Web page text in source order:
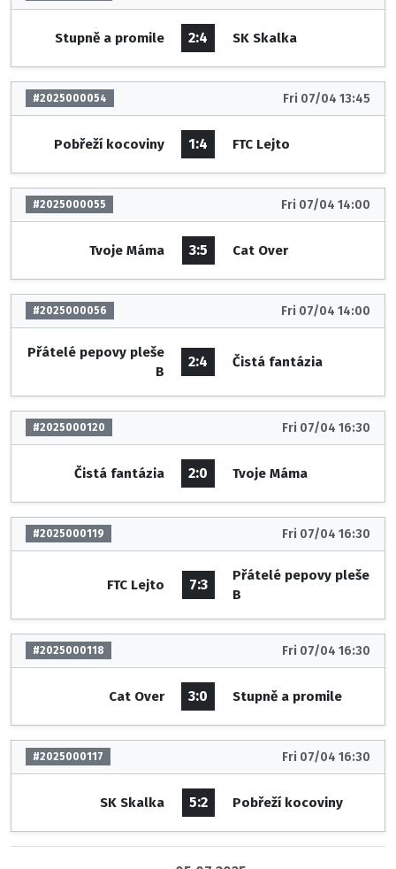
Stupně a promile 2:4 SK Skalka
#2025000054 Fri 07/04 13:45
Pobřeží kocoviny 1:4 FTC Lejto
#2025000055 Fri 07/04 14:00
Tvoje Máma 3:5 Cat Over
#2025000056 Fri 07/04 14:00
Přátelé pepovy pleše
B
2:4 Čistá fantázia
#2025000120 Fri 07/04 16:30
Čistá fantázia 2:0 Tvoje Máma
#2025000119 Fri 07/04 16:30
FTC Lejto 7:3
Přátelé pepovy pleše
B
#2025000118 Fri 07/04 16:30
Cat Over 3:0 Stupně a promile
#2025000117 Fri 07/04 16:30
SK Skalka 5:2 Pobřeží kocoviny